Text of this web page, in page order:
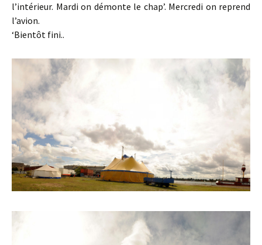
l’intérieur. Mardi on démonte le chap’. Mercredi on reprend
l’avion.
‘Bientôt fini..